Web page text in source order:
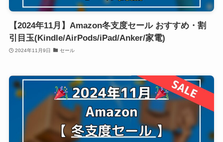
【2024年11月】Amazon冬支度セール おすすめ・割
引目玉(Kindle/AirPods/iPad/Anker/家電)
2024年11月9日 セール